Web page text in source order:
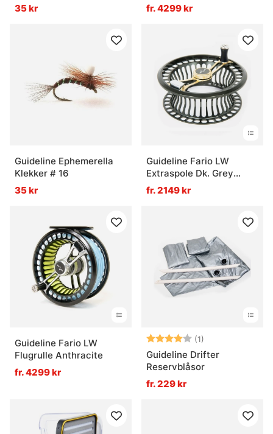
35 kr Green/Gold
fr. 4299 kr
Guideline Ephemerella
Klekker # 16
35 kr
Guideline Fario LW
Extraspole Dk. Grey
Green/Gold
fr. 2149 kr
Guideline Fario LW
Flugrulle Anthracite
fr. 4299 kr
Betyg: (1)
Guideline Drifter
Reservblåsor
fr. 229 kr